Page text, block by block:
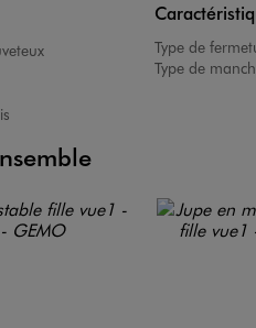
Type de
Type de